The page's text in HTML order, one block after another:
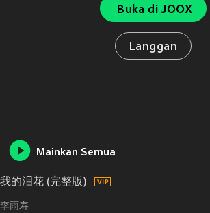
Buka di JOOX
Langgan
Mainkan Semua
我的泪花 (完整版)
李雨寿